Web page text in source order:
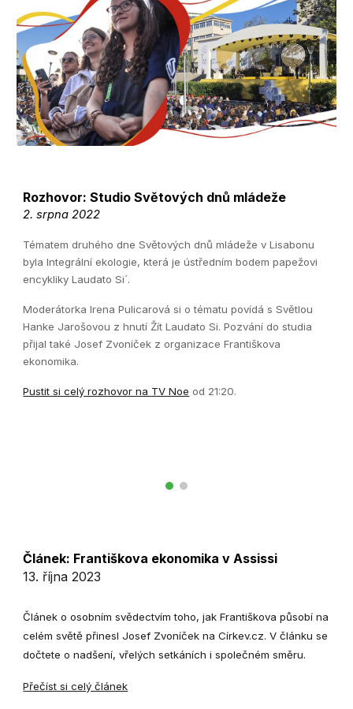
Rozhovor:Studio Světových dnů mládeže
2. srpna 2022
Tématem druhého dne Světových dnů mládeže v Lisabonu
byla Integrální ekologie, která je ústředním bodem papežovi
encykliky Laudato Si´.
Moderátorka Irena Pulicarová si o tématu povídá s Světlou
Hanke Jarošovou z hnutí Žít Laudato Si. Pozvání do studia
přijal také Josef Zvoníček z organizace Františkova
ekonomika.
Pustit si celý rozhovor na TV Noe od 21:20.
Článek: Františkova ekonomika v Assissi
13. října 2023
Článek o osobním svědectvím toho, jak Františkova působí na
celém světě přinesl Josef Zvoníček na Církev.cz. V článku se
dočtete o nadšení, vřelých setkáních i společném směru.
Přečíst si celý článek